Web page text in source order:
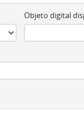
Objeto digital